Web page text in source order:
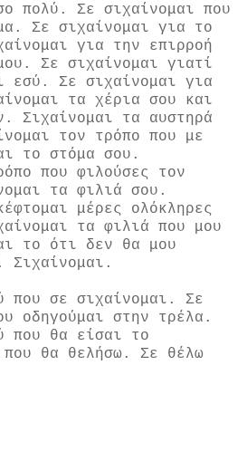
πολύ. Σε σιχαίνομαι που
Σε σιχαίνομαι για το
για την επιρροή
Σε σιχαίνομαι γιατί
εσύ. Σε σιχαίνομαι για
τα χέρια σου και
Σιχαίνομαι τα αυστηρά
τον τρόπο που με
το στόμα σου.
που φιλούσες τον
τα φιλιά σου.
μέρες ολόκληρες
τα φιλιά που μου
το ότι δεν θα μου
Σιχαίνομαι.
που σε σιχαίνομαι. Σε
οδηγούμαι στην τρέλα.
που θα είσαι το
που θα θελήσω. Σε θέλω